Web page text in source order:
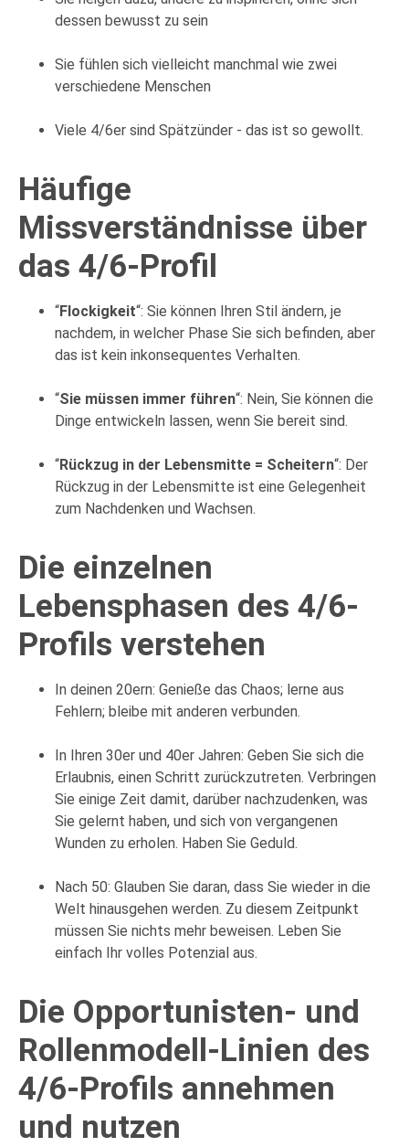
dessen bewusst zu sein
Sie fühlen sich vielleicht manchmal wie zwei
verschiedene Menschen
Viele 4/6er sind Spätzünder - das ist so gewollt.
Häufige
Missverständnisse über
das 4/6-Profil
“Flockigkeit“: Sie können Ihren Stil ändern, je
nachdem, in welcher Phase Sie sich befinden, aber
das ist kein inkonsequentes Verhalten.
“Sie müssen immer führen“: Nein, Sie können die
Dinge entwickeln lassen, wenn Sie bereit sind.
“Rückzug in der Lebensmitte = Scheitern“: Der
Rückzug in der Lebensmitte ist eine Gelegenheit
zum Nachdenken und Wachsen.
Die einzelnen
Lebensphasen des 4/6-
Profils verstehen
In deinen 20ern: Genieße das Chaos; lerne aus
Fehlern; bleibe mit anderen verbunden.
In Ihren 30er und 40er Jahren: Geben Sie sich die
Erlaubnis, einen Schritt zurückzutreten. Verbringen
Sie einige Zeit damit, darüber nachzudenken, was
Sie gelernt haben, und sich von vergangenen
Wunden zu erholen. Haben Sie Geduld.
Nach 50: Glauben Sie daran, dass Sie wieder in die
Welt hinausgehen werden. Zu diesem Zeitpunkt
müssen Sie nichts mehr beweisen. Leben Sie
einfach Ihr volles Potenzial aus.
Die Opportunisten- und
Rollenmodell-Linien des
4/6-Profils annehmen
und nutzen